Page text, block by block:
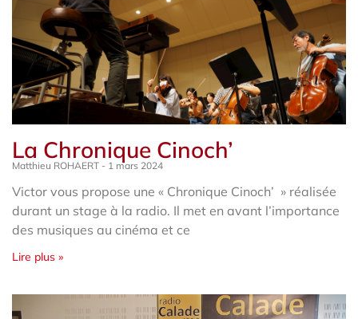
La Chronique Cinoch’
Matthieu ROHAERT 1 mars 2024
Victor vous propose une « Chronique Cinoch’ » réalisée
durant un stage à la radio. Il met en avant l’importance
des musiques au cinéma et ce
Lire plus »